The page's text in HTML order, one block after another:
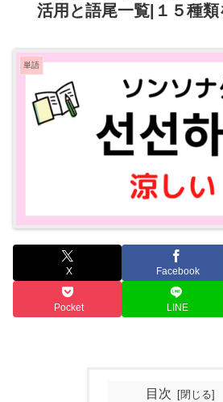
活用と語尾一覧|１５種類
単語
X Facebook
Pocket LINE
目次